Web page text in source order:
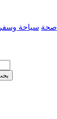
صحة سياحة وسفر